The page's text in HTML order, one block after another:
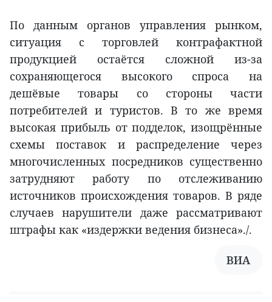
По данным органов управления рынком,
ситуация с торговлей контрафактной
продукцией остаётся сложной из-за
сохраняющегося высокого спроса на
дешёвые товары со стороны части
потребителей и туристов. В то же время
высокая прибыль от подделок, изощрённые
схемы поставок и распределение через
многочисленных посредников существенно
затрудняют работу по отслеживанию
источников происхождения товаров. В ряде
случаев нарушители даже рассматривают
штрафы как «издержки ведения бизнеса»./.
ВИА